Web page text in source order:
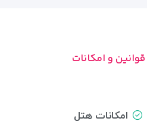
قوانین و امکانات
امکانات هتل